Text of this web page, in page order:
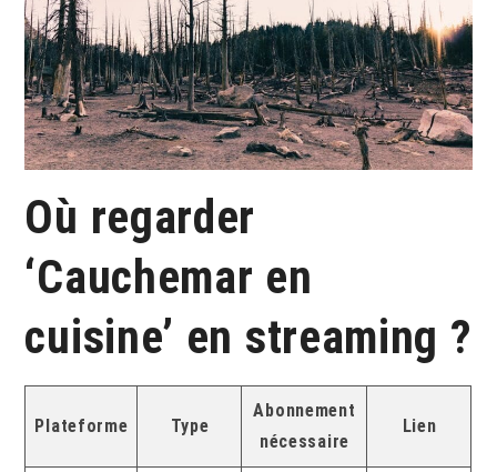
Où regarder
‘Cauchemar en
cuisine’ en streaming ?
Plateforme Type
Abonnement
nécessaire
Lien